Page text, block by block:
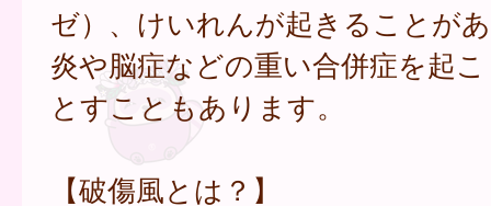
ゼ）、けいれんが起きることが
炎や脳症などの重い合併症を起
とすこともあります。
【破傷風とは？】